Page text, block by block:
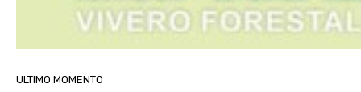
ULTIMO MOMENTO